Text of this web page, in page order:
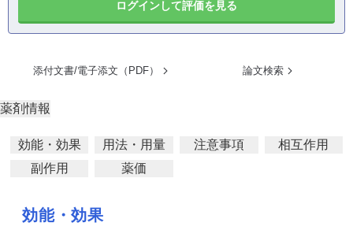
ログインして評価を見る
添付文書/電子添文（PDF） 論文検索
薬剤情報
効能・効果 用法・用量 注意事項
相互作用
副作用
薬価
効能・効果